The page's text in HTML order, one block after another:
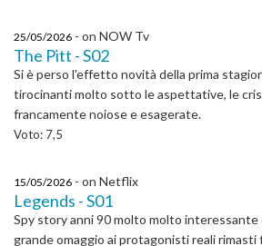
25/05/2026 - on NOW Tv
The Pitt - S02
Si è perso l'effetto novità della prima
tirocinanti molto sotto le aspettative, le
francamente noiose e esagerate.
Voto: 7,5
15/05/2026 - on Netflix
Legends - S01
Spy story anni 90 molto molto interessante
grande omaggio ai protagonisti reali